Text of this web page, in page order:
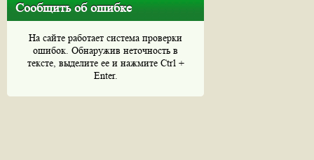
Сообщить об ошибке
На сайте работает система проверки
ошибок. Обнаружив неточность в
тексте, выделите ее и нажмите Ctrl +
Enter.